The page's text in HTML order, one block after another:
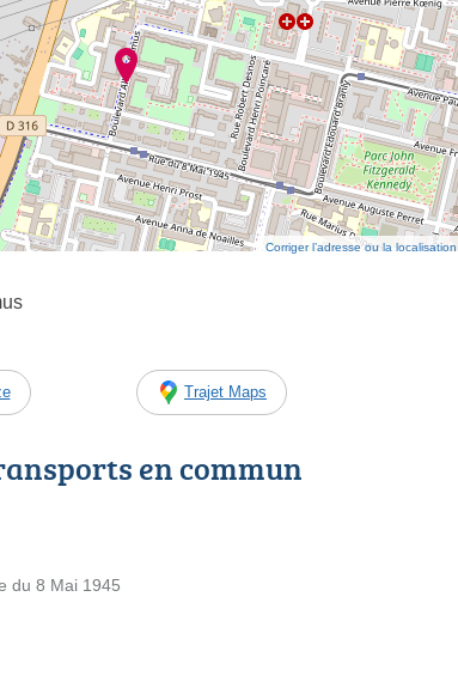
Corriger l’adresse ou la localisation
Trajet Maps
en commun
du 8 Mai 1945